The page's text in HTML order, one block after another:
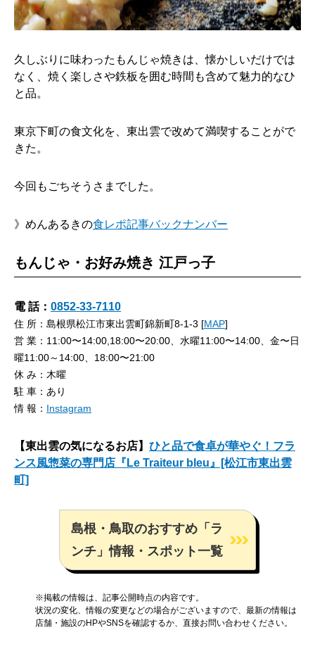
久しぶりに味わったもんじゃ焼きは、懐かしいだけでは
なく、焼く楽しさや鉄板を囲む時間も含めて魅力的なひ
と品。
東京下町の食文化を、東出雲で改めて満喫することがで
きた。
今回もごちそうさまでした。
》めんあるきの食レポ記事バックナンバー
もんじゃ・お好み焼き 江戸っ子
電 話： 0852-33-7110
住 所：島根県松江市東出雲町錦新町8-1-3 [MAP]
営 業：11:00〜14:00,18:00〜20:00、水曜11:00〜14:00、金〜日
曜11:00～14:00、18:00〜21:00
休 み：木曜
駐 車：あり
情 報： Instagram
【東出雲の気になるお店】 ひと品で食卓が華やぐ！フラ
ンス風惣菜の専門店『Le Traiteur bleu』[松江市東出雲
町]
島根・鳥取のおすすめ「ラ
ンチ」情報・スポット一覧
※掲載の情報は、記事公開時点の内容です。
状況の変化、情報の変更などの場合がございますので、最新の情報は
店舗・施設のHPやSNSを確認するか、直接お問い合わせください。